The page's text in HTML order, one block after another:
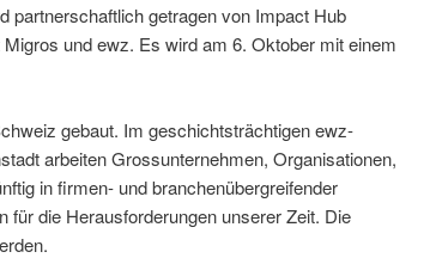
partnerschaftlich getragen von Impact Hub
und ewz. Es wird am 6. Oktober mit einem
gebaut. Im geschichtsträchtigen ewz-
arbeiten Grossunternehmen, Organisationen,
in firmen- und branchenübergreifender
für die Herausforderungen unserer Zeit. Die